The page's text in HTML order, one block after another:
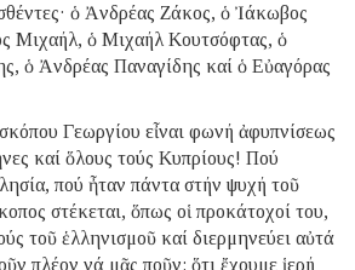
ὁ Ἀνδρέας Ζάκος, ὁ Ἰάκωβος
Μιχαήλ, ὁ Μιχαήλ Κουτσόφτας, ὁ
ὁ Ἀνδρέας Παναγίδης καί ὁ Εὐαγόρας
Γεωργίου εἶναι φωνή ἀφυπνίσεως
καί ὅλους τούς Κυπρίους! Πού
πού ἦταν πάντα στήν ψυχή τοῦ
στέκεται, ὅπως οἱ προκάτοχοί του,
τοῦ ἑλληνισμοῦ καί διερμηνεύει αὐτά
πλέον νά μᾶς ποῦν: ὅτι ἔχουμε ἱερή